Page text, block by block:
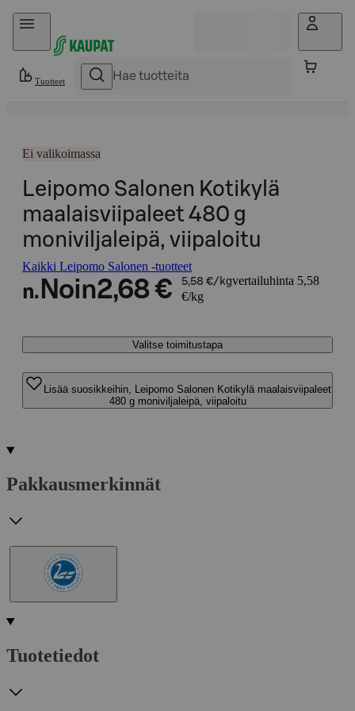
Hyppää sisältöön
Tuotteet
Ei valikoimassa
Leipomo Salonen Kotikylä
maalaisviipaleet 480 g
moniviljaleipä, viipaloitu
Kaikki Leipomo Salonen -tuotteet
n. Noin2,68 € 5,58 €/kgvertailuhinta 5,58
€/kg
Valitse toimitustapa
Lisää suosikkeihin, Leipomo Salonen Kotikylä maalaisviipaleet
480 g moniviljaleipä, viipaloitu
Pakkausmerkinnät
Tuotetiedot